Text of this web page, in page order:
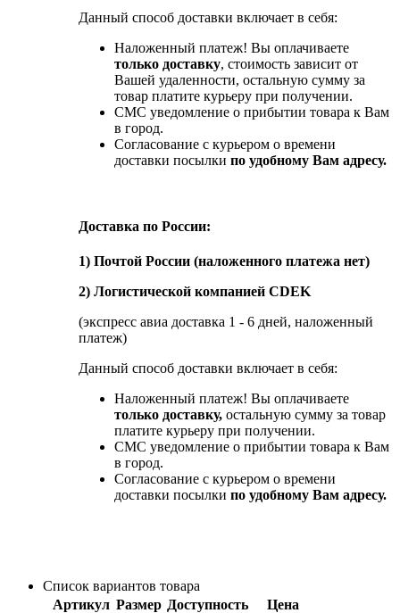
Данный способ доставки включает в себя:
Наложенный платеж! Вы оплачиваете
только доставку, стоимость зависит от
Вашей удаленности, остальную сумму за
товар платите курьеру при получении.
СМС уведомление о прибытии товара к Вам
в город.
Согласование с курьером о времени
доставки посылки по удобному Вам адресу.
Доставка по России:
1) Почтой России (наложенного платежа нет)
2) Логистической компанией CDEK
(экспресс авиа доставка 1 - 6 дней, наложенный
платеж)
Данный способ доставки включает в себя:
Наложенный платеж! Вы оплачиваете
только доставку, остальную сумму за товар
платите курьеру при получении.
СМС уведомление о прибытии товара к Вам
в город.
Согласование с курьером о времени
доставки посылки по удобному Вам адресу.
Список вариантов товара
Артикул Размер Доступность
Цена